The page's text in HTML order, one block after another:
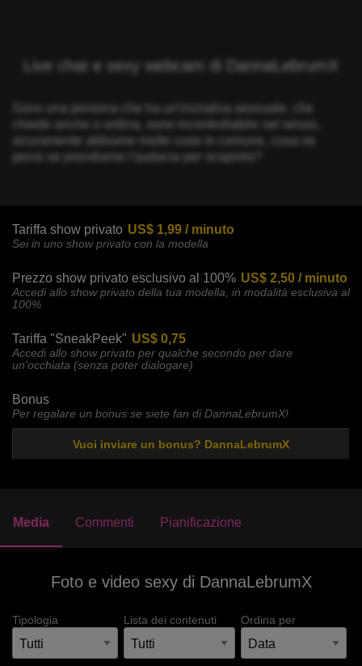
Live chat e sexy webcam di DannaLebrumX
Sono una persona che ha un'iniziativa sessuale, che
chiede anche o ordina, sono incontrollabile nel sesso,
sicuramente abbiamo molte cose in comune, cosa ne
pensi se prendiamo l'audacia per scoprirlo?
Tariffa show privato US$ 1,99 / minuto
Sei in uno show privato con la modella
Prezzo show privato esclusivo al 100% US$ 2,50 / minuto
Accedi allo show privato della tua modella, in modalità esclusiva al
100%
Tariffa "SneakPeek" US$ 0,75
Accedi allo show privato per qualche secondo per dare
un'occhiata (senza poter dialogare)
Bonus
Per regalare un bonus se siete fan di DannaLebrumX!
Vuoi inviare un bonus? DannaLebrumX
Media Commenti Pianificazione
Foto e video sexy di DannaLebrumX
Tipologia Lista dei contenuti Ordina per